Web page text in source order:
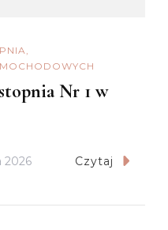
Nr 1 w
2026 Czytaj